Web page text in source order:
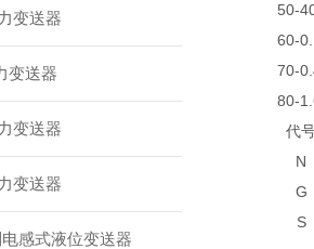
变送器
变送器
变送器
变送器
感式液位变送器
50-
60-
70-
80-
代
N
G
S